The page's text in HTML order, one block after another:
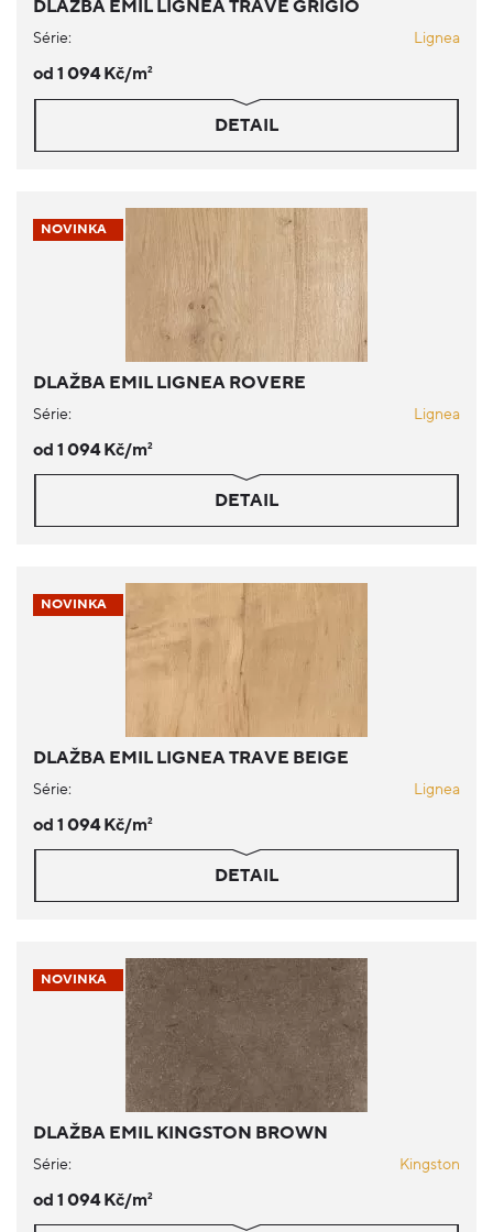
DLAŽBA EMIL LIGNEA TRAVE GRIGIO
Série: Lignea
od 1 094 Kč/m2
DETAIL
NOVINKA
DLAŽBA EMIL LIGNEA ROVERE
Série: Lignea
od 1 094 Kč/m2
DETAIL
NOVINKA
DLAŽBA EMIL LIGNEA TRAVE BEIGE
Série: Lignea
od 1 094 Kč/m2
DETAIL
NOVINKA
DLAŽBA EMIL KINGSTON BROWN
Série: Kingston
od 1 094 Kč/m2